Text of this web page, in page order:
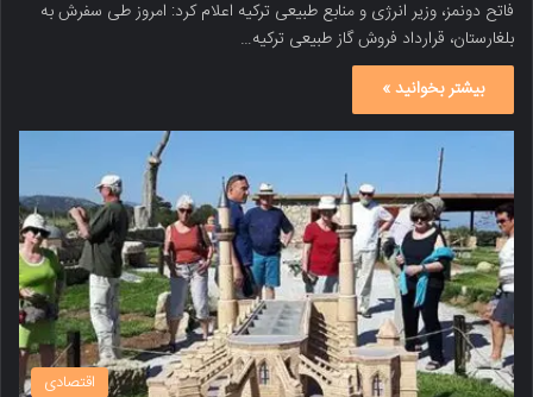
فاتح دونمز، وزیر انرژی و منابع طبیعی ترکیه اعلام کرد: امروز طی سفرش به
بلغارستان، قرارداد فروش گاز طبیعی ترکیه…
بیشتر بخوانید »
اقتصادی